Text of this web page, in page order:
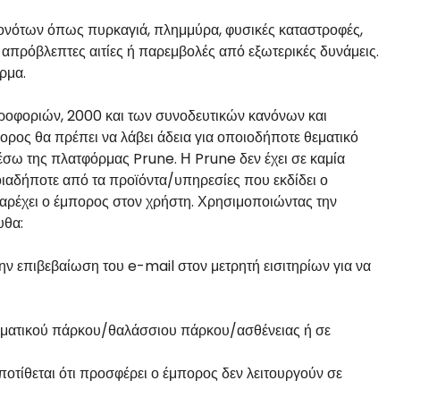
όπως πυρκαγιά, πλημμύρα, φυσικές καταστροφές,
αιτίες ή παρεμβολές από εξωτερικές δυνάμεις.
2000 και των συνοδευτικών κανόνων και
θα πρέπει να λάβει άδεια για οποιοδήποτε θεματικό
της πλατφόρμας Prune. Η Prune δεν έχει σε καμία
από τα προϊόντα/υπηρεσίες που εκδίδει ο
ο έμπορος στον χρήστη. Χρησιμοποιώντας την
του e-mail στον μετρητή εισιτηρίων για να
πάρκου/θαλάσσιου πάρκου/ασθένειας ή σε
ότι προσφέρει ο έμπορος δεν λειτουργούν σε